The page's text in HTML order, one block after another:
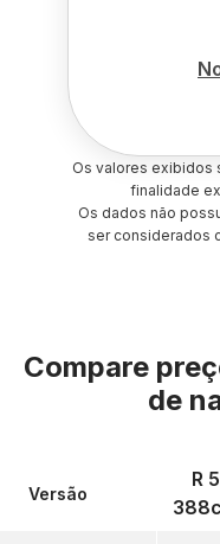
Os valores exibidos
finalidade
Os dados não
ser considerados
Compare
de
Versão
R